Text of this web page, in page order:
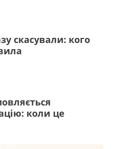
скасували: кого
коли це